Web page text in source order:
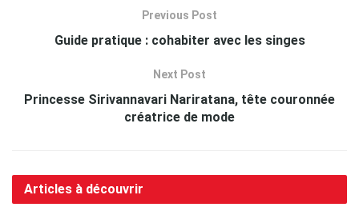
Previous Post
Guide pratique : cohabiter avec les singes
Next Post
Princesse Sirivannavari Nariratana, tête couronnée
créatrice de mode
Articles à découvrir